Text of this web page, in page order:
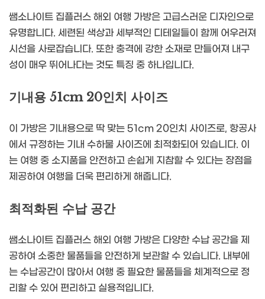
쌤소나이트 집플러스 해외 여행 가방은 고급스러운 디자인으로
유명합니다. 세련된 색상과 세부적인 디테일들이 함께 어우러져
시선을 사로잡습니다. 또한 충격에 강한 소재로 만들어져 내구
성이 매우 뛰어나다는 것도 특징 중 하나입니다.
기내용 51cm 20인치 사이즈
이 가방은 기내용으로 딱 맞는 51cm 20인치 사이즈로, 항공사
에서 규정하는 기내 수하물 사이즈에 최적화되어 있습니다. 이
는 여행 중 소지품을 안전하고 손쉽게 지참할 수 있다는 장점을
제공하여 여행을 더욱 편리하게 해줍니다.
최적화된 수납 공간
쌤소나이트 집플러스 해외 여행 가방은 다양한 수납 공간을 제
공하여 소중한 물품들을 안전하게 보관할 수 있습니다. 내부에
는 수납공간이 많아서 여행 중 필요한 물품들을 체계적으로 정
리할 수 있어 편리하고 실용적입니다.